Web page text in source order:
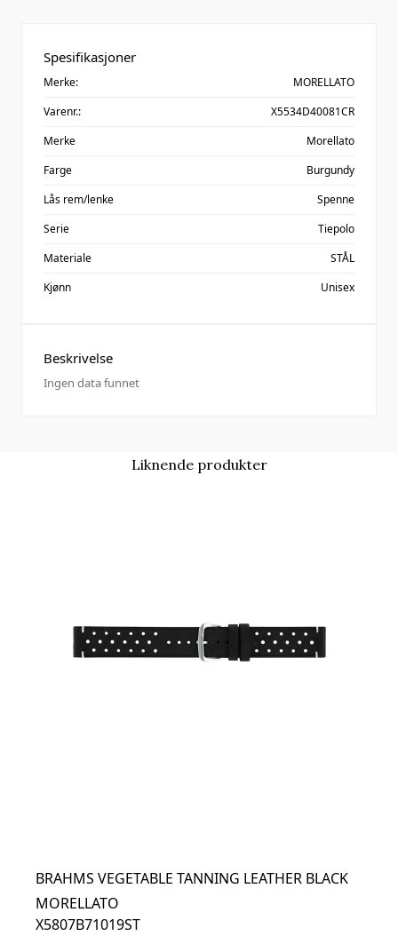
Beskrivelse
Ingen data funnet
Spesifikasjoner
Merke:
MORELLATO
Varenr.:
X5534D40081CR
Merke
Morellato
Farge
Burgundy
Lås rem/lenke
Spenne
Serie
Tiepolo
Materiale
STÅL
Kjønn
Unisex
Liknende produkter
BRAHMS VEGETABLE TANNING LEATHER BLACK
MORELLATO
X5807B71019ST